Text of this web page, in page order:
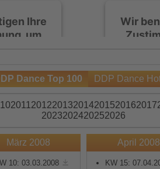
Ihre
um
Spotify,
sammeln.
die Details
Sie
Wir
Wir
um
Bitte
durch
Dance Top 100 DDP Dance
2011 201220132014201520162017
2023202420252026
März 2008
10: 03.03.2008
April 2008
KW 15: